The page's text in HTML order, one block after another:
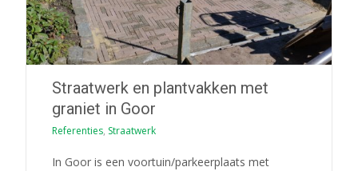
Straatwerk en plantvakken met
graniet in Goor
Referenties, Straatwerk
In Goor is een voortuin/parkeerplaats met